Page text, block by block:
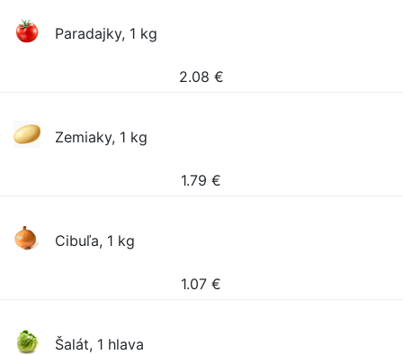
Paradajky, 1 kg
2.08 €
Zemiaky, 1 kg
1.79 €
Cibuľa, 1 kg
1.07 €
Šalát, 1 hlava